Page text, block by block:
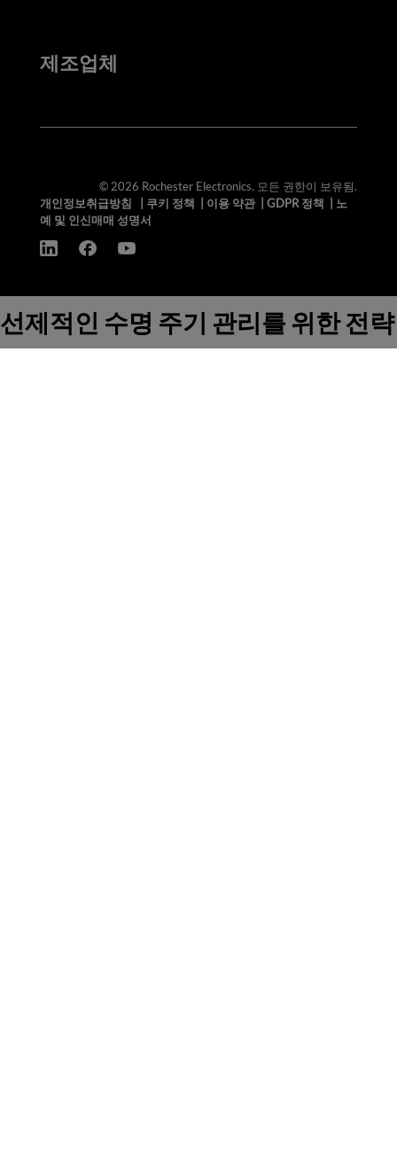
제조업체
© 2026 Rochester Electronics. 모든 권한이 보유됨.
개인정보취급방침
쿠키 정책 이용 약관| GDPR 정책
노
예 및 인신매매 성명서
선제적인 수명 주기 관리를 위한 전략